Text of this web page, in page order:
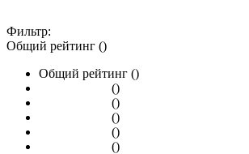
Фильтр:
Общий рейтинг ()
Общий рейтинг ()
()
()
()
()
()